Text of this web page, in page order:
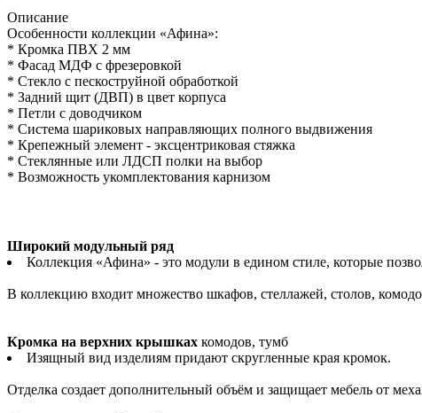
Описание
Особенности коллекции «Афина»:
* Кромка ПВХ 2 мм
* Фасад МДФ с фрезеровкой
* Стекло с пескоструйной обработкой
* Задний щит (ДВП) в цвет корпуса
* Петли с доводчиком
* Система шариковых направляющих полного выдвижения
* Крепежный элемент - эксцентриковая стяжка
* Стеклянные или ЛДСП полки на выбор
* Возможность укомплектования карнизом
Широкий модульный ряд
Коллекция «Афина» - это модули в едином стиле, которые
В коллекцию входит множество шкафов, стеллажей, столов,
Кромка на верхних крышках комодов, тумб
Изящный вид изделиям придают скругленные края кромок.
Отделка создает дополнительный объём и защищает мебель от